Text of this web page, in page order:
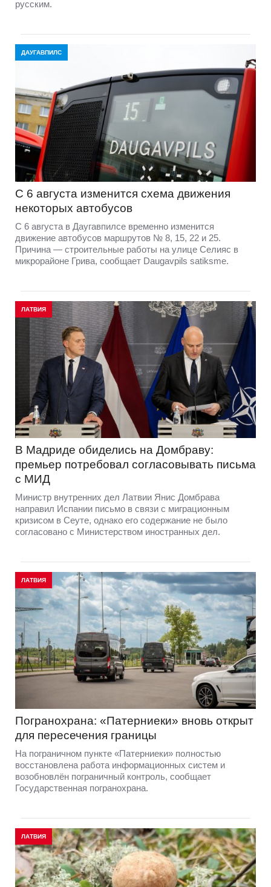
русским.
ДАУГАВПИЛС
С 6 августа изменится схема движения
некоторых автобусов
С 6 августа в Даугавпилсе временно изменится
движение автобусов маршрутов № 8, 15, 22 и 25.
Причина — строительные работы на улице Селияс в
микрорайоне Грива, сообщает Daugavpils satiksme.
ЛАТВИЯ
В Мадриде обиделись на Домбраву:
премьер потребовал согласовывать письма
с МИД
Министр внутренних дел Латвии Янис Домбрава
направил Испании письмо в связи с миграционным
кризисом в Сеуте, однако его содержание не было
согласовано с Министерством иностранных дел.
ЛАТВИЯ
Погранохрана: «Патерниеки» вновь открыт
для пересечения границы
На пограничном пункте «Патерниеки» полностью
восстановлена работа информационных систем и
возобновлён пограничный контроль, сообщает
Государственная погранохрана.
ЛАТВИЯ